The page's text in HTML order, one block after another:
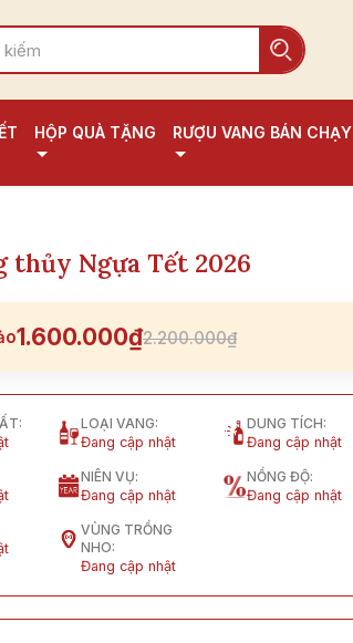
HỘP QUÀ TẶNG RƯỢU VANG BÁN CHẠY
thủy Ngựa Tết 2026
1.600.000₫2.200.000₫
LOẠI VANG:
Đang cập nhật
DUNG TÍCH:
Đang cập nhật
NIÊN VỤ:
Đang cập nhật
NỒNG ĐỘ:
Đang cập nhật
VÙNG TRỒNG
NHO:
Đang cập nhật